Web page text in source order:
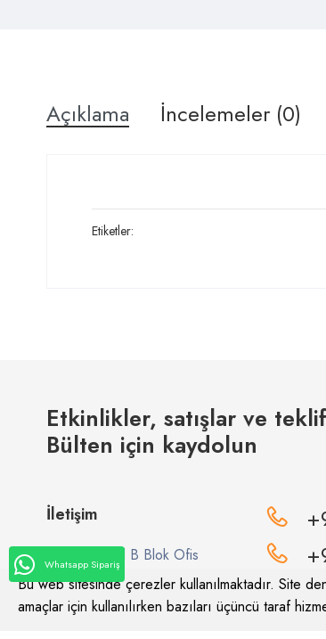
Açıklama İncelemeler (0)
Etiketler:
Etkinlikler, satışlar ve
Bülten için kaydolun
İletişim
AXİS İstanbul B Blok Ofis
No:10 Topçular Mahallesi
Maltepe Caddesi No:4/1 PK:
Bu web sitesinde çerezler kullanılmaktadır. Site
amaçlar için kullanılırken bazıları üçüncü taraf
Whatsapp Sipariş